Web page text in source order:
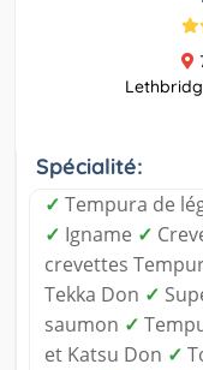
Spécialité:
✓ Tempura de
✓ Igname ✓
crevettes
Tekka Don ✓
saumon ✓
et Katsu Don ✓